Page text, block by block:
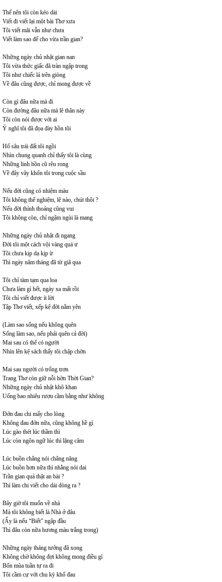
Thế nên tôi còn kéo dài
Viết đi viết lại một bài Thơ xưa
Tôi viết mãi vẫn như chưa
Viết làm sao để cho vừa trần gian?
Những ngày chủ nhật gian nan
Tôi vừa thức giấc đã tràn ngập trong
Tôi như chiếc lá trên giòng
Về đâu cũng được, chỉ mong được về
Còn gì đâu nữa mà đi
Còn đường đâu nữa mà lê thân này
Tôi còn nói được với ai
Ý nghĩ tôi đã đọa đày hồn tôi
Hố sâu trái đất tôi ngồi
Nhìn chung quanh chỉ thấy tôi là cùng
Những linh hồn cũ rêu rong
Về đây vây khổn tôi trong cuộc sầu
Nếu đời cũng có nhiệm màu
Tôi không thể nghiệm, lẽ nào, chút thôi ?
Nếu đời thỉnh thoảng cũng vui
Tôi không còn, chỉ ngậm ngùi là mang
Những ngày chủ nhật đi ngang
Đời tôi một cách vội vàng quá ư
Tôi chưa kịp dạ kịp ừ
Thì ngày năm tháng đã từ giã qua
Tôi chỉ tàm tạm qua loa
Chưa làm gì hết, ngày xa mất rồi
Tôi chỉ viết được ít lời
Tập Thơ viết, xếp kệ đời nằm yên
(Làm sao sống nếu không quên
Sống làm sao, nếu phải quên cả đời)
Mai sau có thể có người
Nhìn lên kệ sách thấy tôi chập chờn
Mai sau người có trống trơn
Trang Thơ còn giữ nỗi hờn Thời Gian?
Những ngày chủ nhật khô khan
Uống bao nhiêu rượu cầm bằng như không
Đớn đau chi mấy cho lòng
Không đau đớn nữa, cũng không hề gì
Lúc gào thét lúc thầm thì
Lúc còn ngôn ngữ lúc thì lặng câm
Lúc buồn chẳng nói chẳng năng
Lúc buồn hơn nữa thì nhằng nói dai
Trần gian quả thật an bài ?
Thì làm chi viết cho dài dòng ra ?
Bây giờ tôi muốn về nhà
Mà tôi không biết là Nhà ở đâu
(Ấy là nếu “Biết” ngập đầu
Thì đâu còn nữa hương màu trắng trong)
Những ngày tháng tưởng đã xong
Không chờ không đợi không mong điều gì
Bốn mùa tuần tự ra đi
Tôi cầm cự với chu kỳ khổ đau